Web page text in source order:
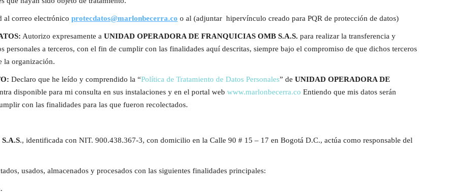
al correo electrónico protecdatos@marlonbecerra.co o al (adjuntar hipervínculo creado para PQR de protección de datos)
Autorizo expresamente a UNIDAD OPERADORA DE FRANQUICIAS OMB S.A.S. para realizar la transferencia y
personales a terceros, con el fin de cumplir con las finalidades aquí descritas, siempre bajo el compromiso de que dichos terceros
la organización.
Declaro que he leído y comprendido la “Política de Tratamiento de Datos Personales” de UNIDAD OPERADORA DE
disponible para mi consulta en sus instalaciones y en el portal web www.marlonbecerra.co Entiendo que mis datos serán
con las finalidades para las que fueron recolectados.
., identificada con NIT. 900.438.367-3, con domicilio en la Calle 90 # 15 – 17 en Bogotá D.C., actúa como responsable del
usados, almacenados y procesados con las siguientes finalidades principales: